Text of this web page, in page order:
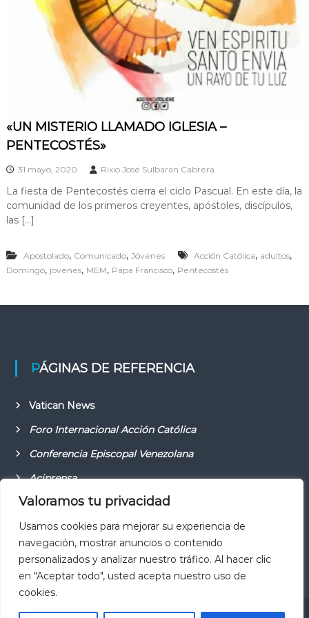
Valoramos tu privacidad
Usamos cookies para mejorar su experiencia de
navegación, mostrar anuncios o contenido
personalizados y analizar nuestro tráfico. Al hacer clic
en "Aceptar todo", usted acepta nuestro uso de
cookies.
n
z
u
e
«UN MISTERIO LLAMADO IGLESIA –
PENTECOSTÉS»
31 mayo, 2020 Rixio Jose Sulbaran Cabrera
La fiesta de Pentecostés cierra el ciclo Pascual. En este día, la
comunidad de los primeros creyentes, apóstoles, discípulos,
las […]
Apostolado, Comunicado, Jóvenes Acción Católica, adultos,
Domingo, jovenes, MEM, Papa Francisco, Pentecostés
PÁGINAS DE REFERENCIA
Vatican News
Foro Internacional Acción Católica
Conferencia Episcopal Venezolana
Aciprensa